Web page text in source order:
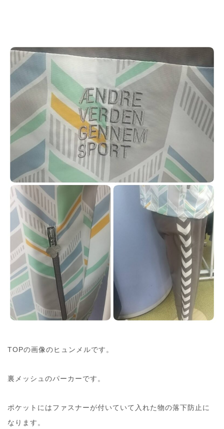
TOPの画像のヒュンメルです。
裏メッシュのパーカーです。
ポケットにはファスナーが付いていて入れた物の落下防止に
なります。